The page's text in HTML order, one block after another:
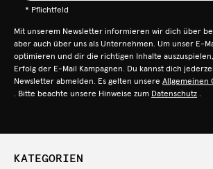
* Pflichtfeld
Mit unserem Newsletter informieren wir dich über
aber auch über uns als Unternehmen. Um unser E-
optimieren und dir die richtigen Inhalte
Erfolg der E-Mail Kampagnen. Du kannst dich
Newsletter abmelden. Es gelten unsere Allgemeinen
. Bitte beachte unsere Hinweise zum Datenschutz .
KATEGORIEN